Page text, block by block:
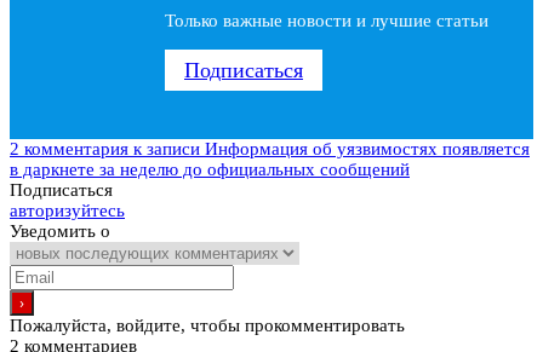
Только важные новости и лучшие статьи
Подписаться
2 комментария к записи Информация об уязвимостях появляется
в даркнете за неделю до официальных сообщений
Подписаться
авторизуйтесь
Уведомить о
Пожалуйста, войдите, чтобы прокомментировать
2 комментариев